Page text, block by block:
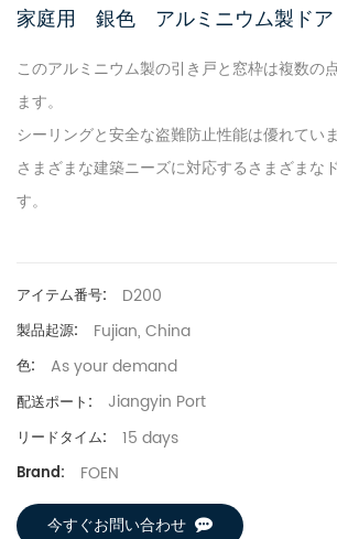
家庭用 銀色 アルミニウム製ドア
このアルミニウム製の引き戸と窓枠は複数の
ます。
シーリングと安全な盗難防止性能は優れていま
さまざまな建築ニーズに対応するさまざまな
す。
アイテム番号: D200
製品起源: Fujian, China
色: As your demand
配送ポート: Jiangyin Port
リードタイム: 15 days
Brand: FOEN
今すぐお問い合わせ